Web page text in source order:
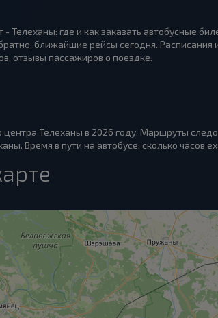
- Телеханы: где и как заказать автобусные
ближайшие рейсы сегодня.
отзывы пассажиров о поездке.
Телеханы в 2026 году. Маршруты
Время в пути на автобусе: сколько часов